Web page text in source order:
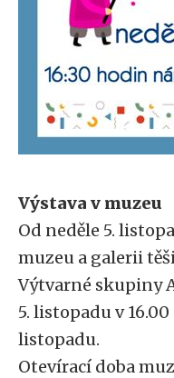
Výstava v muzeu
Od neděle 5.
muzeu a galerii
Výtvarné skupiny
5. listopadu v
listopadu.
Otevírací doba